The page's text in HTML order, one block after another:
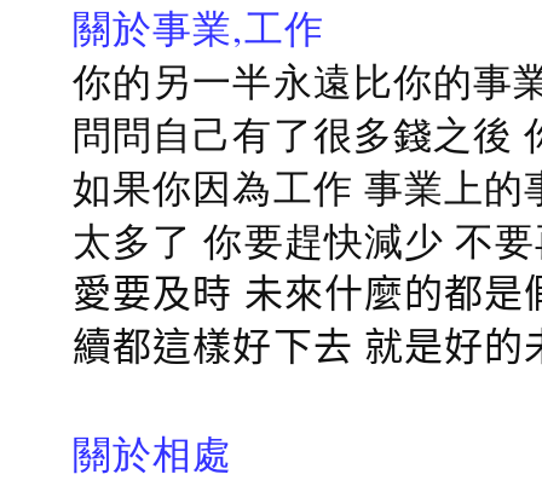
關於事業,工作
你的另一半永遠比你的事
問問自己有了很多錢之後
如果你因為工作 事業上
太多了 你要趕快減少 不
愛要及時 未來什麼的都
續都這樣好下去 就是好的
關於相處